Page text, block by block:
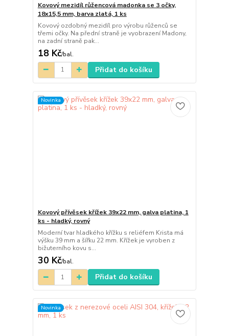
Kovový mezidíl růžencová madonka se 3 očky,
18x15,5 mm, barva zlatá, 1 ks
Kovový ozdobný mezidíl pro výrobu růženců se
třemi očky. Na přední straně je vyobrazení Madony,
na zadní straně pak...
18 Kč/bal.
Přidat do košíku
Novinka
Kovový přívěsek křížek 39x22 mm, galva platina, 1
ks - hladký, rovný
Moderní tvar hladkého křížku s reliéfem Krista má
výšku 39 mm a šířku 22 mm. Křížek je vyroben z
bižuterního kovu s...
30 Kč/bal.
Přidat do košíku
Novinka